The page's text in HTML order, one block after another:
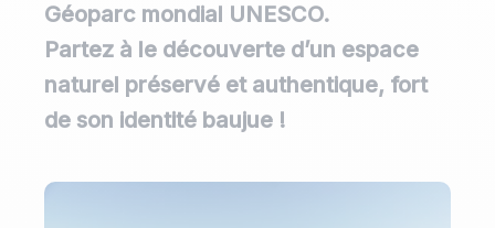
Géoparc mondial UNESCO.
Partez à le découverte d’un espace
naturel préservé et authentique, fort
de son identité baujue !